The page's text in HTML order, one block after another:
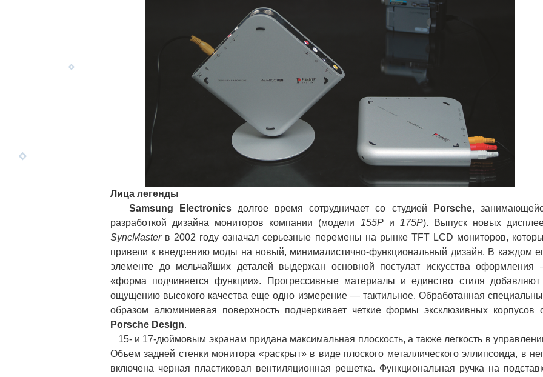
Лица легенды
Samsung Electronicsдолгое время сотрудничает со студией Porsche,
разработкой дизайна мониторов компании (модели 155Pи 175P). Выпуск новых
SynсMasterв 2002 году означал серьезные перемены на рынке TFT LCD мониторов,
привели к внедрению моды на новый, минималистично-функциональный дизайн. В каждом
элементе до мельчайших деталей выдержан основной постулат искусства оформления
«форма подчиняется функции». Прогрессивные материалы и единство стиля добавляют
ощущению высокого качества еще одно измерение — тактильное. Обработанная
образом алюминиевая поверхность подчеркивает четкие формы эксклюзивных корпусов
Porsche Design.
15- и 17-дюймовым экранам придана максимальная плоскость, а также легкость в
Объем задней стенки монитора «раcкрыт» в виде плоского металлического эллипсоида, в
включена черная пластиковая вентиляционная решетка. Функциональная ручка на